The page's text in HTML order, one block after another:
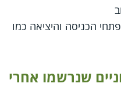
הכניסה והיציאה כמו
שנרשמו אחרי